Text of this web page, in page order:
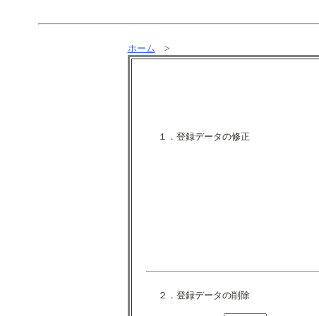
ホーム >
１．登録データの修正
２．登録データの削除